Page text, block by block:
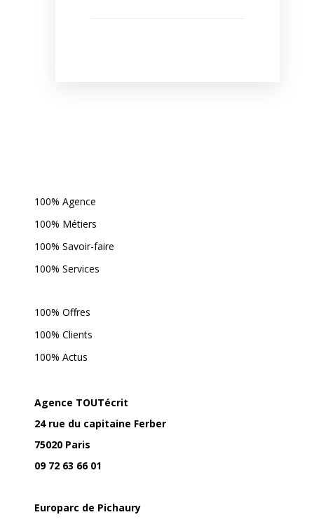
100% Agence
100% Métiers
100% Savoir-faire
100% Services
100% Offres
100% Clients
100% Actus
Agence TOUTécrit
24 rue du capitaine Ferber
75020 Paris
09 72 63 66 01
Europarc de Pichaury